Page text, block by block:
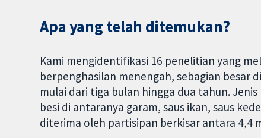
Apa yang telah ditemukan?
Kami mengidentifikasi 16 penelitian yang
berpenghasilan menengah, sebagian besar
mulai dari tiga bulan hingga dua tahun.
besi di antaranya garam, saus ikan, saus
diterima oleh partisipan berkisar antara 4,4